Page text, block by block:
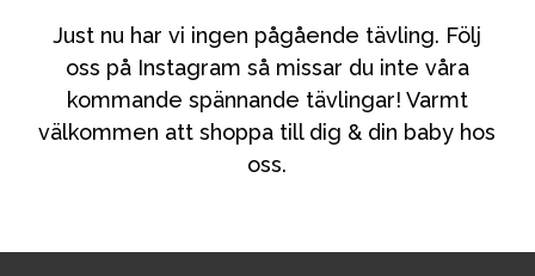
Just nu har vi ingen pågående tävling. Följ
oss på Instagram så missar du inte våra
kommande spännande tävlingar! Varmt
välkommen att shoppa till dig & din baby hos
oss.
Barn & Baby
Leksaker
Förälder
Möbler & bädd